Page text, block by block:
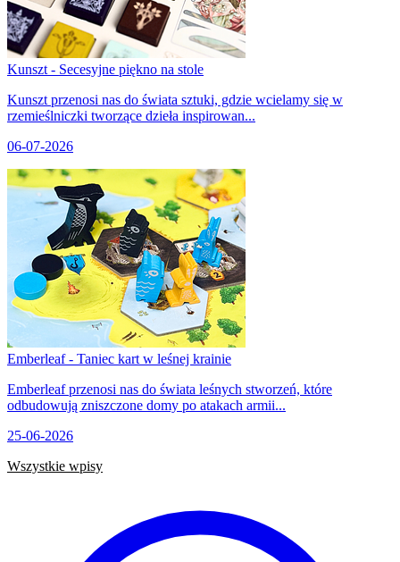
Kunszt - Secesyjne piękno na stole
Kunszt przenosi nas do świata sztuki, gdzie wcielamy się w
rzemieślniczki tworzące dzieła inspirowan...
06-07-2026
Emberleaf - Taniec kart w leśnej krainie
Emberleaf przenosi nas do świata leśnych stworzeń, które
odbudowują zniszczone domy po atakach armii...
25-06-2026
Wszystkie wpisy